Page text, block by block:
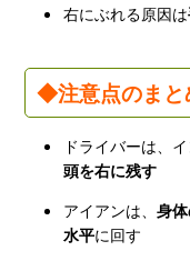
右にぶれる原因は
◆注意点のまと
ドライバーは、
頭を右に残す
アイアンは、身
水平に回す